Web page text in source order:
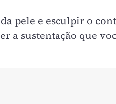
pele e esculpir o
a sustentação que